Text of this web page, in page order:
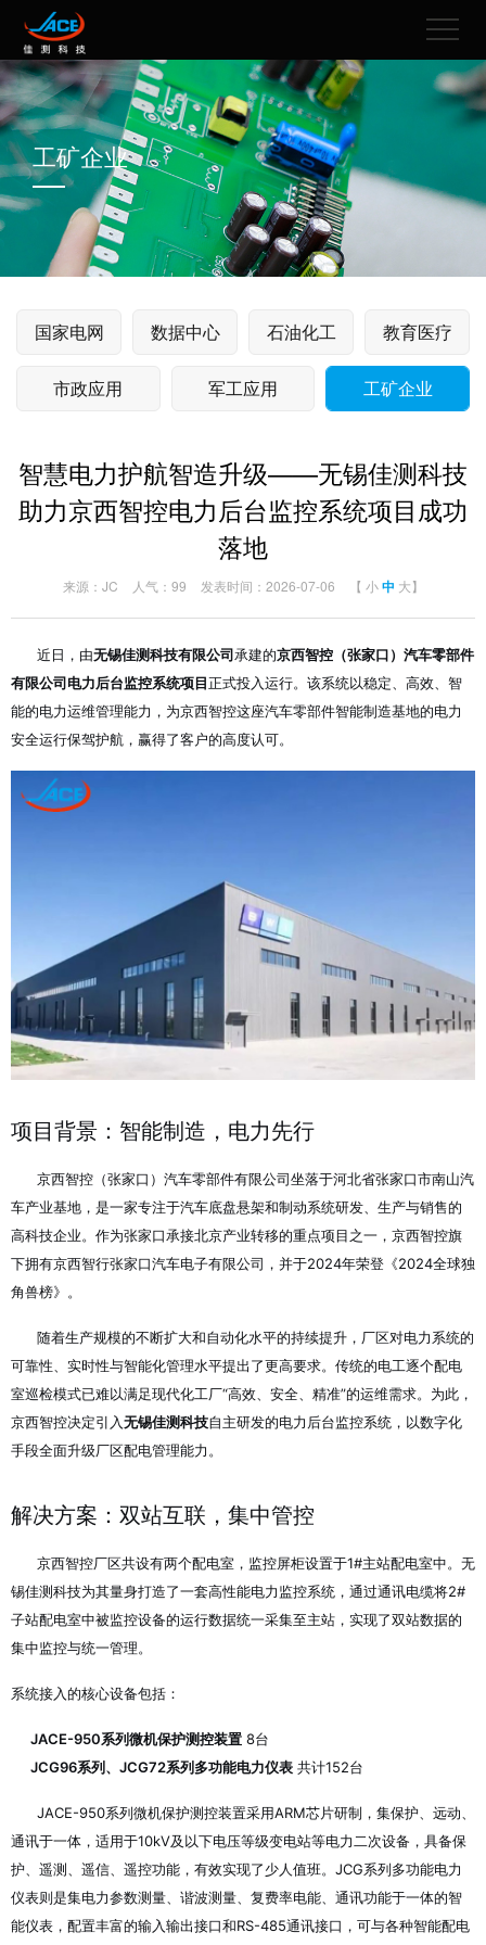
工矿企业
国家电网 数据中心 石油化工 教育医疗
市政应用 军工应用 工矿企业
智慧电力护航智造升级——无锡佳测科技
助力京西智控电力后台监控系统项目成功
落地
来源：JC 人气：99 发表时间：2026-07-06 【 小 中 大】
近日，由无锡佳测科技有限公司承建的京西智控（张家口）汽车零部件
有限公司电力后台监控系统项目正式投入运行。该系统以稳定、高效、智
能的电力运维管理能力，为京西智控这座汽车零部件智能制造基地的电力
安全运行保驾护航，赢得了客户的高度认可。
项目背景：智能制造，电力先行
京西智控（张家口）汽车零部件有限公司坐落于河北省张家口市南山汽
车产业基地，是一家专注于汽车底盘悬架和制动系统研发、生产与销售的
高科技企业。作为张家口承接北京产业转移的重点项目之一，京西智控旗
下拥有京西智行张家口汽车电子有限公司，并于2024年荣登《2024全球独
角兽榜》 。
随着生产规模的不断扩大和自动化水平的持续提升，厂区对电力系统的
可靠性、实时性与智能化管理水平提出了更高要求。传统的电工逐个配电
室巡检模式已难以满足现代化工厂“高效、安全、精准”的运维需求。为此，
京西智控决定引入无锡佳测科技自主研发的电力后台监控系统，以数字化
手段全面升级厂区配电管理能力。
解决方案：双站互联，集中管控
京西智控厂区共设有两个配电室，监控屏柜设置于1#主站配电室中。无
锡佳测科技为其量身打造了一套高性能电力监控系统，通过通讯电缆将2#
子站配电室中被监控设备的运行数据统一采集至主站，实现了双站数据的
集中监控与统一管理。
系统接入的核心设备包括：
JACE-950系列微机保护测控装置 8台
JCG96系列、JCG72系列多功能电力仪表 共计152台
JACE-950系列微机保护测控装置采用ARM芯片研制，集保护、远动、
通讯于一体，适用于10kV及以下电压等级变电站等电力二次设备，具备保
护、遥测、遥信、遥控功能，有效实现了少人值班。JCG系列多功能电力
仪表则是集电力参数测量、谐波测量、复费率电能、通讯功能于一体的智
能仪表，配置丰富的输入输出接口和RS-485通讯接口，可与各种智能配电